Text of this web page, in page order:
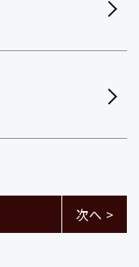
次へ >